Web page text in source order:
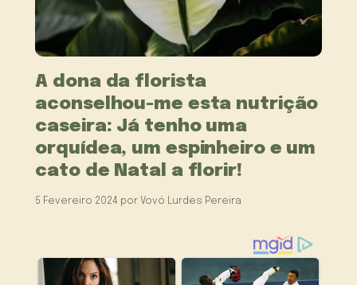
A dona da florista
aconselhou-me esta nutrição
caseira: Já tenho uma
orquídea, um espinheiro e um
cato de Natal a florir!
5 Fevereiro 2024 por Vovó Lurdes Pereira